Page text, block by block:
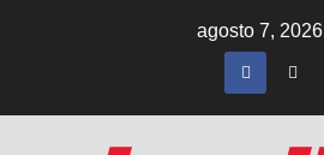
agosto 7, 2026